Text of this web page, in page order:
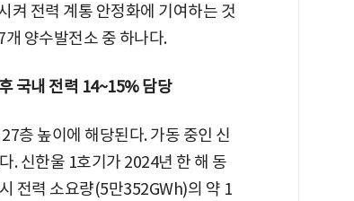
켜 전력 계통 안정화에 기여하는 것
양수발전소 중 하나다.
국내 전력 14~15% 담당
층 높이에 해당된다. 가동 중인 신
. 신한울 1호기가 2024년 한 해 동
전력 소요량(5만352GWh)의 약 1